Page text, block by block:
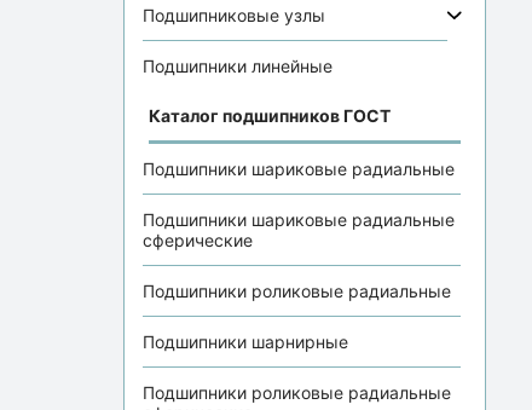
Подшипниковые узлы
Подшипники линейные
Каталог подшипников ГОСТ
Подшипники шариковые радиальные
Подшипники шариковые радиальные
сферические
Подшипники роликовые радиальные
Подшипники шарнирные
Подшипники роликовые радиальные